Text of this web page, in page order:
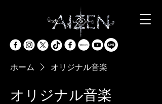
ホーム オリジナル音楽
オリジナル音楽